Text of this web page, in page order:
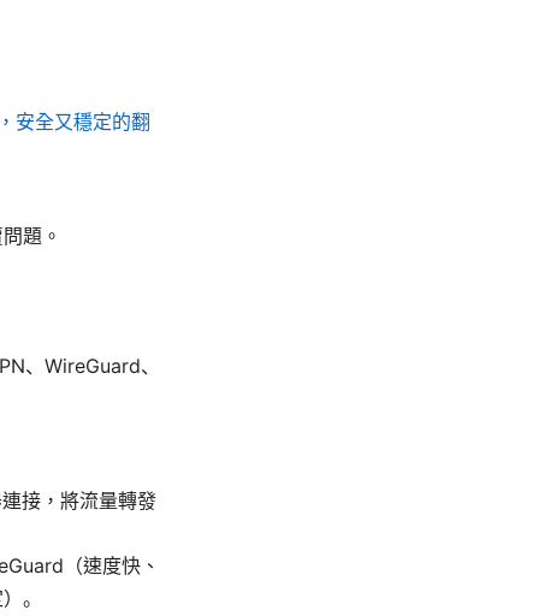
安全又穩定的翻
題。
、WireGuard、
接，將流量轉發
（速度快、
。